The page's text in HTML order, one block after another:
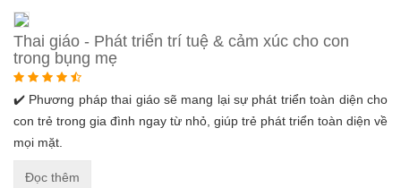
Thai giáo - Phát triển trí tuệ & cảm xúc cho con
trong bụng mẹ
✔️ Phương pháp thai giáo sẽ mang lại sự phát triển toàn diện cho
con trẻ trong gia đình ngay từ nhỏ, giúp trẻ phát triển toàn diện về
mọi mặt.
Đọc thêm